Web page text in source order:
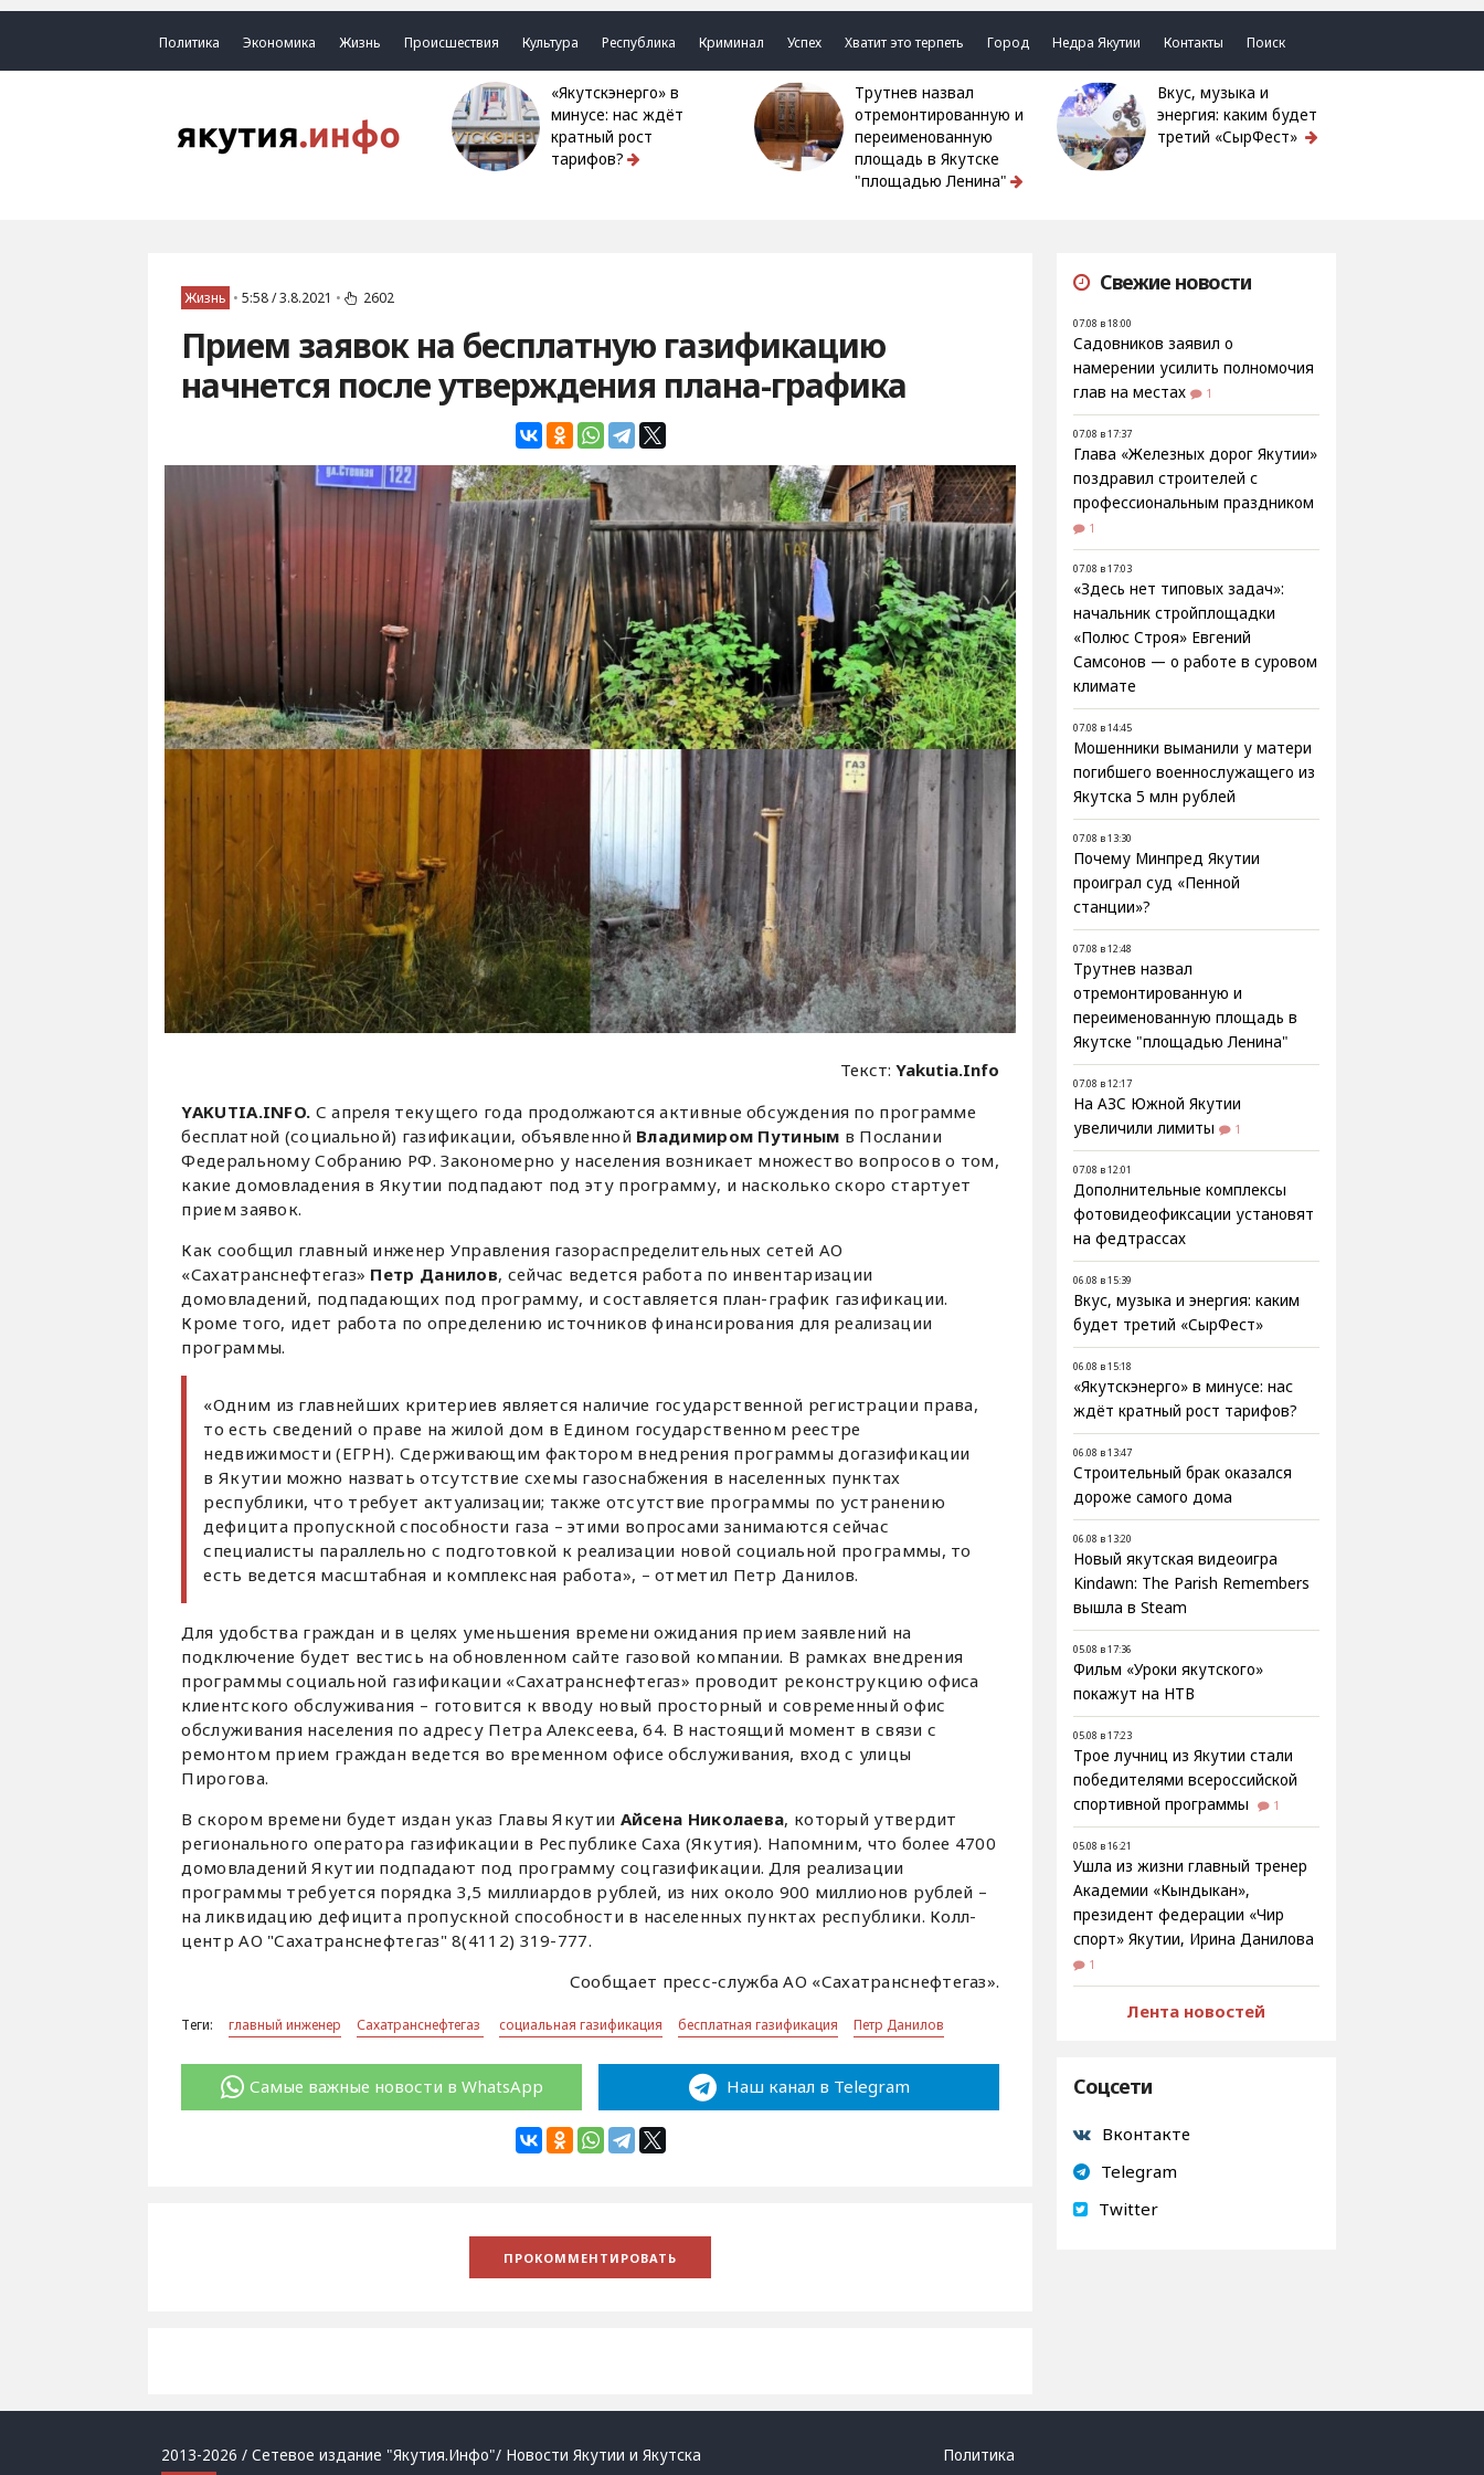
Политика Экономика Жизнь Происшествия Культура Республика Криминал Успех Хватит это терпеть Город Недра Якутии Контакты Поиск
«Якутскэнерго» в
минусе: нас ждёт
кратный рост
тарифов?
Трутнев назвал
отремонтированную и
переименованную
площадь в Якутске
"площадью Ленина"
Вкус, музыка и
энергия: каким будет
третий «СырФест»
Жизнь • 5:58 / 3.8.2021 • 2602
Прием заявок на бесплатную газификацию
начнется после утверждения плана-графика
Текст:Yakutia.Info
YAKUTIA.INFO. С апреля текущего года продолжаются активные обсуждения по программе
бесплатной (социальной) газификации, объявленной Владимиром Путиным в Послании
Федеральному Собранию РФ. Закономерно у населения возникает множество вопросов о том,
какие домовладения в Якутии подпадают под эту программу, и насколько скоро стартует
прием заявок.
Как сообщил главный инженер Управления газораспределительных сетей АО
«Сахатранснефтегаз» Петр Данилов, сейчас ведется работа по инвентаризации
домовладений, подпадающих под программу, и составляется план-график газификации.
Кроме того, идет работа по определению источников финансирования для реализации
программы.
«Одним из главнейших критериев является наличие государственной регистрации права,
то есть сведений о праве на жилой дом в Едином государственном реестре
недвижимости (ЕГРН). Сдерживающим фактором внедрения программы догазификации
в Якутии можно назвать отсутствие схемы газоснабжения в населенных пунктах
республики, что требует актуализации; также отсутствие программы по устранению
дефицита пропускной способности газа – этими вопросами занимаются сейчас
специалисты параллельно с подготовкой к реализации новой социальной программы, то
есть ведется масштабная и комплексная работа», – отметил Петр Данилов.
Для удобства граждан и в целях уменьшения времени ожидания прием заявлений на
подключение будет вестись на обновленном сайте газовой компании. В рамках внедрения
программы социальной газификации «Сахатранснефтегаз» проводит реконструкцию офиса
клиентского обслуживания – готовится к вводу новый просторный и современный офис
обслуживания населения по адресу Петра Алексеева, 64. В настоящий момент в связи с
ремонтом прием граждан ведется во временном офисе обслуживания, вход с улицы
Пирогова.
В скором времени будет издан указ Главы Якутии Айсена Николаева, который утвердит
регионального оператора газификации в Республике Саха (Якутия). Напомним, что более 4700
домовладений Якутии подпадают под программу соцгазификации. Для реализации
программы требуется порядка 3,5 миллиардов рублей, из них около 900 миллионов рублей –
на ликвидацию дефицита пропускной способности в населенных пунктах республики. Колл-
центр АО "Сахатранснефтегаз" 8(4112) 319-777.
Сообщает пресс-служба АО «Сахатранснефтегаз».
Теги: главный инженер Сахатранснефтегаз социальная газификация бесплатная газификация Петр Данилов
Самые важные новости в WhatsApp Наш канал в Telegram
Свежие новости
07.08 в 18:00
Садовников заявил о
намерении усилить полномочия
глав на местах
1
07.08 в 17:37
Глава «Железных дорог Якутии»
поздравил строителей с
профессиональным праздником
1
07.08 в 17:03
«Здесь нет типовых задач»:
начальник стройплощадки
«Полюс Строя» Евгений
Самсонов — о работе в суровом
климате
07.08 в 14:45
Мошенники выманили у матери
погибшего военнослужащего из
Якутска 5 млн рублей
07.08 в 13:30
Почему Минпред Якутии
проиграл суд «Пенной
станции»?
07.08 в 12:48
Трутнев назвал
отремонтированную и
переименованную площадь в
Якутске "площадью Ленина"
07.08 в 12:17
На АЗС Южной Якутии
увеличили лимиты
1
07.08 в 12:01
Дополнительные комплексы
фотовидеофиксации установят
на федтрассах
06.08 в 15:39
Вкус, музыка и энергия: каким
будет третий «СырФест»
06.08 в 15:18
«Якутскэнерго» в минусе: нас
ждёт кратный рост тарифов?
06.08 в 13:47
Строительный брак оказался
дороже самого дома
06.08 в 13:20
Новый якутская видеоигра
Kindawn: The Parish Remembers
вышла в Steam
05.08 в 17:36
Фильм «Уроки якутского»
покажут на НТВ
05.08 в 17:23
Трое лучниц из Якутии стали
победителями всероссийской
спортивной программы
1
05.08 в 16:21
Ушла из жизни главный тренер
Академии «Кындыкан»,
президент федерации «Чир
спорт» Якутии, Ирина Данилова
1
Лента новостей
Соцсети
Вконтакте
Telegram
Twitter
2013-2026 / Сетевое издание "Якутия.Инфо"/ Новости Якутии и Якутска
Политика